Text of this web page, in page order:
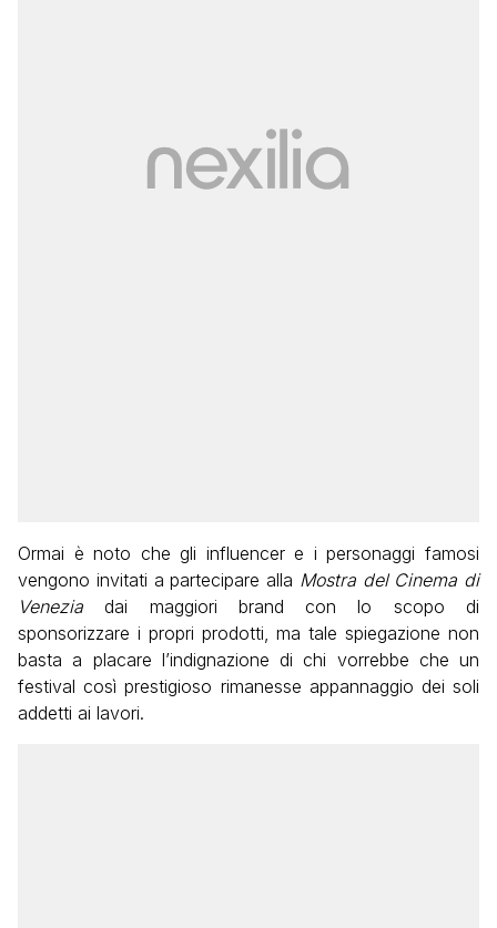
Ormai è noto che gli influencer e i personaggi famosi
vengono invitati a partecipare alla Mostra del Cinema di
Venezia dai maggiori brand con lo scopo di
sponsorizzare i propri prodotti, ma tale spiegazione non
basta a placare l’indignazione di chi vorrebbe che un
festival così prestigioso rimanesse appannaggio dei soli
addetti ai lavori.